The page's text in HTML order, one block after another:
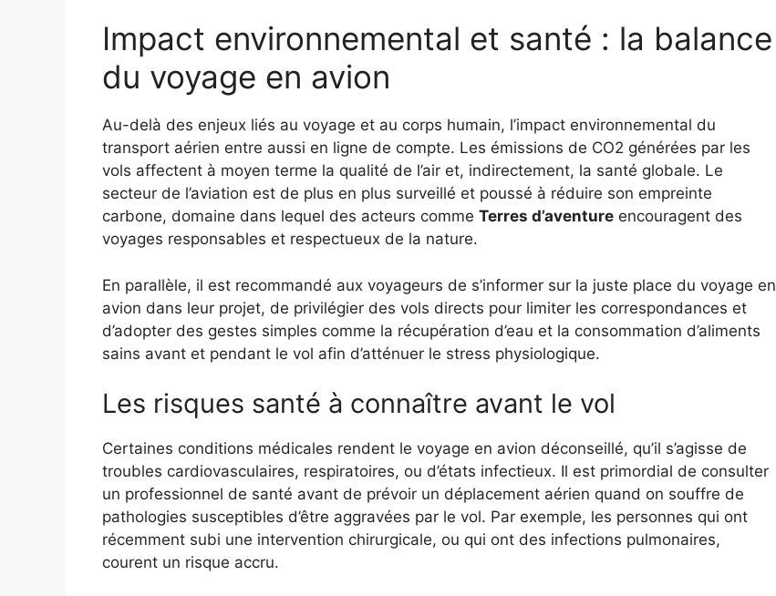
Impact environnemental et santé : la balance
du voyage en avion
Au-delà des enjeux liés au voyage et au corps humain, l’impact environnemental du
transport aérien entre aussi en ligne de compte. Les émissions de CO2 générées par les
vols affectent à moyen terme la qualité de l’air et, indirectement, la santé globale. Le
secteur de l’aviation est de plus en plus surveillé et poussé à réduire son empreinte
carbone, domaine dans lequel des acteurs comme Terres d’aventure encouragent des
voyages responsables et respectueux de la nature.
En parallèle, il est recommandé aux voyageurs de s’informer sur la juste place du voyage en
avion dans leur projet, de privilégier des vols directs pour limiter les correspondances et
d’adopter des gestes simples comme la récupération d’eau et la consommation d’aliments
sains avant et pendant le vol afin d’atténuer le stress physiologique.
Les risques santé à connaître avant le vol
Certaines conditions médicales rendent le voyage en avion déconseillé, qu’il s’agisse de
troubles cardiovasculaires, respiratoires, ou d’états infectieux. Il est primordial de consulter
un professionnel de santé avant de prévoir un déplacement aérien quand on souffre de
pathologies susceptibles d’être aggravées par le vol. Par exemple, les personnes qui ont
récemment subi une intervention chirurgicale, ou qui ont des infections pulmonaires,
courent un risque accru.